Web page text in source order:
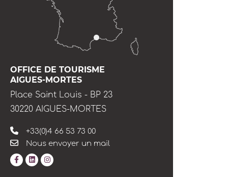
OFFICE DE TOURISME
AIGUES-MORTES
Place Saint Louis - BP 23
30220 AIGUES-MORTES
+33(0)4 66 53 73 00
Nous envoyer un mail